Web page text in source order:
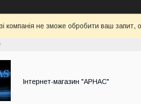
компанія не зможе обробити ваш запит,
Інтернет-магазин "АРНАС"